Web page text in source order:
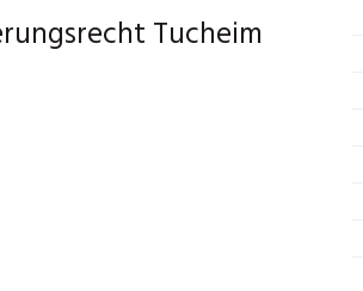
Tucheim